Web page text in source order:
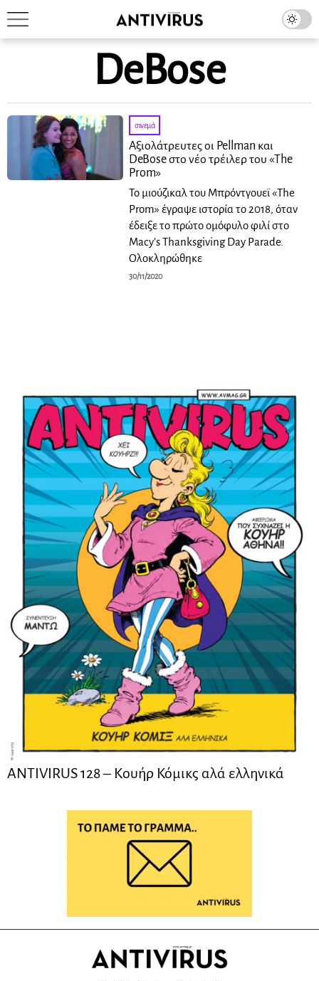
DeBose
σινεμά
Αξιολάτρευτες οι Pellman και
DeBose στο νέο τρέιλερ του «The
Prom»
Το μιούζικαλ του Μπρόντγουεϊ «The
Prom» έγραψε ιστορία το 2018, όταν
έδειξε το πρώτο ομόφυλο φιλί στο
Macy’s Thanksgiving Day Parade.
Ολοκληρώθηκε
30/11/2020
ANTIVIRUS 128 – Kουήρ Κόμικς αλά ελληνικά